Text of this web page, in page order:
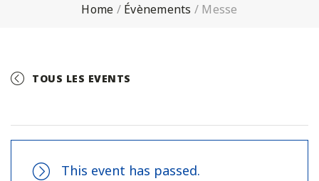
Home / Évènements / Messe
TOUS LES EVENTS
This event has passed.